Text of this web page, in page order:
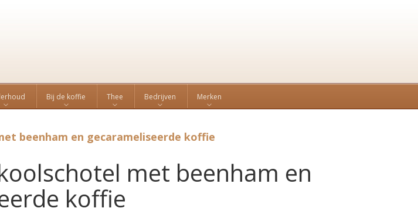
Bij de koffie Thee Bedrijven Merken
beenham en gecarameliseerde koffie
met beenham en
koffie